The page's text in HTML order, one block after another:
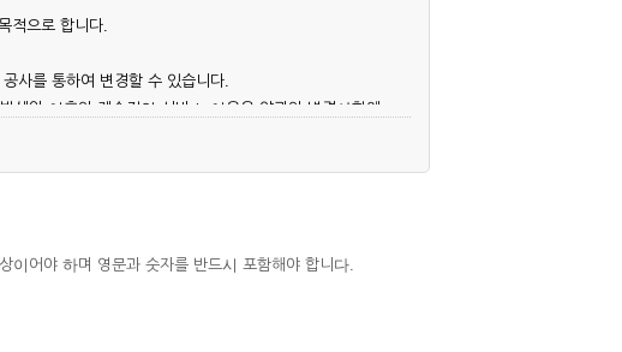
적으로 합니다.
사를 통하여 변경할 수 있습니다.
일 이후의 계속적인 서비스 이용은 약관의 변경사항에
가 이를 심사, 승낙함으로써 성립하며, 회사는 신청자
이어야 하며 영문과 숫자를 반드시 포함해야 합니다.